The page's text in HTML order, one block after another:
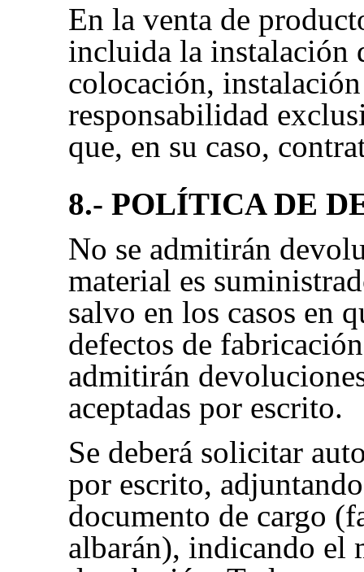
En la venta de
incluida la instalación
colocación,
responsabilidad
que, en su caso,
8.- POLÍTICA DE
No se admitirán
material es
salvo en los casos en
defectos de
admitirán
aceptadas por escrito.
Se deberá solicitar
por escrito,
documento de cargo
albarán), indicando el